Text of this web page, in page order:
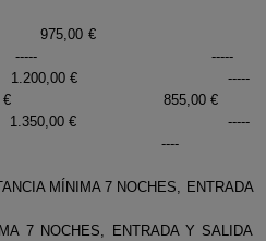
975,00 €
----- -----
1.200,00 € -----
855,00 €
1.350,00 € -----
----
MÍNIMA 7 NOCHES, ENTRADA
7 NOCHES, ENTRADA Y SALIDA